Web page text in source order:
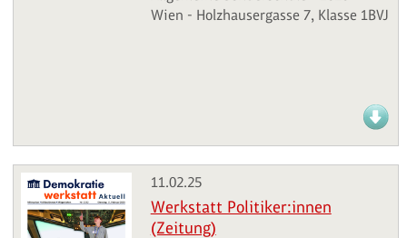
Wien - Holzhausergasse 7, Klasse 1BVJ
11.02.25
Werkstatt Politiker:innen
(Zeitung)